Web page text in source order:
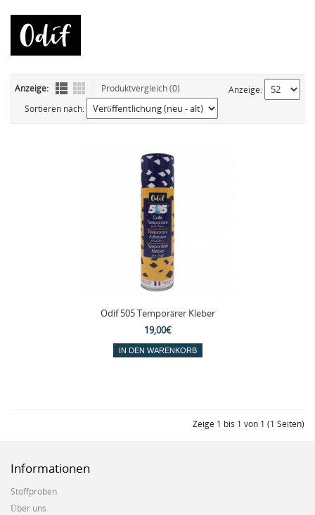
Anzeige: Produktvergleich (0)
Anzeige:
Sortieren nach:
Odif 505 Temporärer Kleber
19,00€
Zeige 1 bis 1 von 1 (1 Seiten)
Informationen
Stoffproben
Über uns